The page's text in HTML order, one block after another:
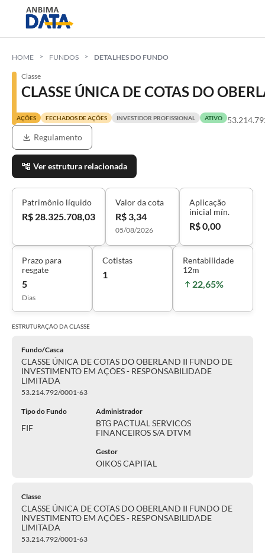
HOME FUNDOS DETALHES DO FUNDO
Classe
CLASSE ÚNICA DE COTAS DO
AÇÕES FECHADOS DE AÇÕES INVESTIDOR PROFISSIONAL ATIVO
Regulamento
Ver estrutura relacionada
Patrimônio líquido
R$ 28.325.708,03
Valor da cota
R$ 3,34
05/08/2026
Aplicação
inicial mín.
R$ 0,00
Prazo para
resgate
5
Dias
Cotistas
1
Rentabilidade
12m
22,65%
ESTRUTURAÇÃO DACLASSE
Fundo/Casca
CLASSE ÚNICA DE COTAS DO OBERLAND II FUNDO DE
INVESTIMENTO EM AÇÕES - RESPONSABILIDADE
LIMITADA
53.214.792/0001-63
Tipo do Fundo
FIF
Administrador
BTG PACTUAL SERVICOS
FINANCEIROS S/A DTVM
Gestor
OIKOS CAPITAL
Classe
CLASSE ÚNICA DE COTAS DO OBERLAND II FUNDO DE
INVESTIMENTO EM AÇÕES - RESPONSABILIDADE
LIMITADA
53.214.792/0001-63